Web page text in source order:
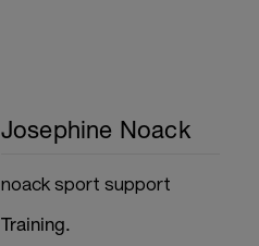
Josephine Noack
noack sport support
Training.